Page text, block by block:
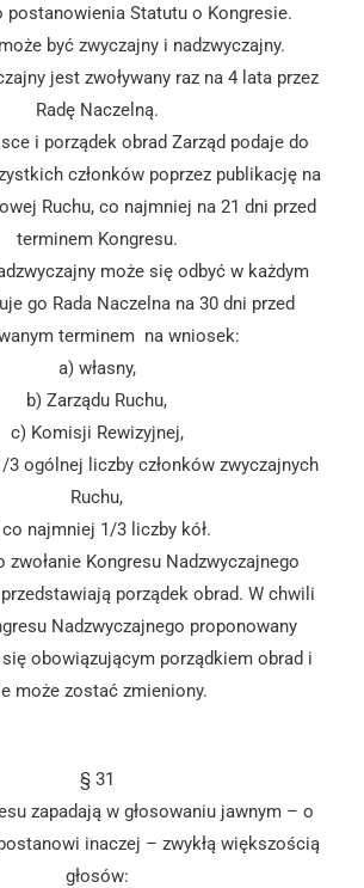
postanowienia Statutu o Kongresie.
być zwyczajny i nadzwyczajny.
jest zwoływany raz na 4 lata przez
Radę Naczelną.
i porządek obrad Zarząd podaje do
członków poprzez publikację na
Ruchu, co najmniej na 21 dni przed
terminem Kongresu.
może się odbyć w każdym
go Rada Naczelna na 30 dni przed
terminem na wniosek:
a) własny,
b) Zarządu Ruchu,
c) Komisji Rewizyjnej,
ogólnej liczby członków zwyczajnych
Ruchu,
najmniej 1/3 liczby kół.
zwołanie Kongresu Nadzwyczajnego
porządek obrad. W chwili
Nadzwyczajnego proponowany
obowiązującym porządkiem obrad i
może zostać zmieniony.
§ 31
zapadają w głosowaniu jawnym – o
inaczej – zwykłą większością
głosów: